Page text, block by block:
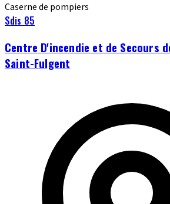
Caserne de pompiers
Sdis 85
Centre D'incendie et de Secours
Saint-Fulgent